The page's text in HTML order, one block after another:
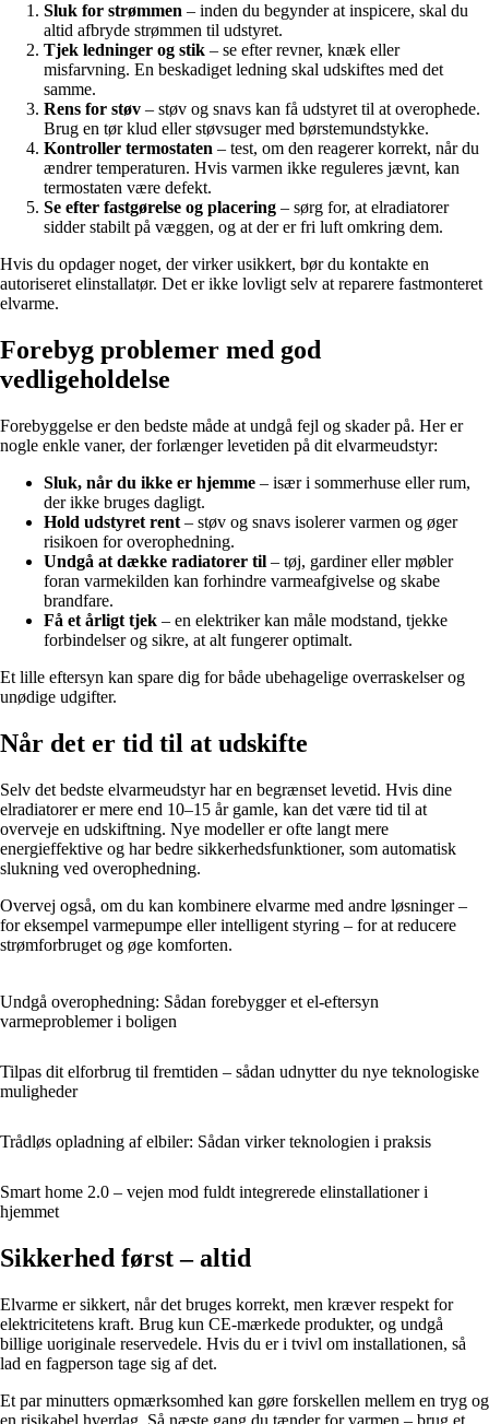
Sluk for strømmen – inden du begynder at inspicere, skal du
altid afbryde strømmen til udstyret.
Tjek ledninger og stik – se efter revner, knæk eller
misfarvning. En beskadiget ledning skal udskiftes med det
samme.
Rens for støv – støv og snavs kan få udstyret til at overophede.
Brug en tør klud eller støvsuger med børstemundstykke.
Kontroller termostaten – test, om den reagerer korrekt, når du
ændrer temperaturen. Hvis varmen ikke reguleres jævnt, kan
termostaten være defekt.
Se efter fastgørelse og placering – sørg for, at elradiatorer
sidder stabilt på væggen, og at der er fri luft omkring dem.
Hvis du opdager noget, der virker usikkert, bør du kontakte en
autoriseret elinstallatør. Det er ikke lovligt selv at reparere fastmonteret
elvarme.
Forebyg problemer med god
vedligeholdelse
Forebyggelse er den bedste måde at undgå fejl og skader på. Her er
nogle enkle vaner, der forlænger levetiden på dit elvarmeudstyr:
Sluk, når du ikke er hjemme – især i sommerhuse eller rum,
der ikke bruges dagligt.
Hold udstyret rent – støv og snavs isolerer varmen og øger
risikoen for overophedning.
Undgå at dække radiatorer til – tøj, gardiner eller møbler
foran varmekilden kan forhindre varmeafgivelse og skabe
brandfare.
Få et årligt tjek – en elektriker kan måle modstand, tjekke
forbindelser og sikre, at alt fungerer optimalt.
Et lille eftersyn kan spare dig for både ubehagelige overraskelser og
unødige udgifter.
Når det er tid til at udskifte
Selv det bedste elvarmeudstyr har en begrænset levetid. Hvis dine
elradiatorer er mere end 10–15 år gamle, kan det være tid til at
overveje en udskiftning. Nye modeller er ofte langt mere
energieffektive og har bedre sikkerhedsfunktioner, som automatisk
slukning ved overophedning.
Overvej også, om du kan kombinere elvarme med andre løsninger –
for eksempel varmepumpe eller intelligent styring – for at reducere
strømforbruget og øge komforten.
Undgå overophedning: Sådan forebygger et el-eftersyn
varmeproblemer i boligen
Tilpas dit elforbrug til fremtiden – sådan udnytter du nye teknologiske
muligheder
Trådløs opladning af elbiler: Sådan virker teknologien i praksis
Smart home 2.0 – vejen mod fuldt integrerede elinstallationer i
hjemmet
Sikkerhed først – altid
Elvarme er sikkert, når det bruges korrekt, men kræver respekt for
elektricitetens kraft. Brug kun CE-mærkede produkter, og undgå
billige uoriginale reservedele. Hvis du er i tvivl om installationen, så
lad en fagperson tage sig af det.
Et par minutters opmærksomhed kan gøre forskellen mellem en tryg og
en risikabel hverdag. Så næste gang du tænder for varmen – brug et